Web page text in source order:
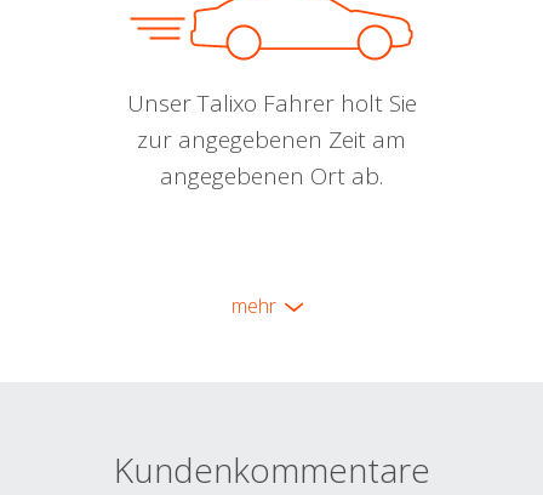
Unser Talixo Fahrer holt Sie
zur angegebenen Zeit am
angegebenen Ort ab.
mehr
Kundenkommentare